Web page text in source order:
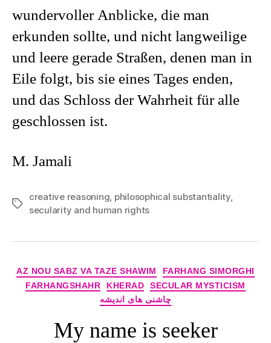
wundervoller Anblicke, die man
erkunden sollte, und nicht langweilige
und leere gerade Straßen, denen man in
Eile folgt, bis sie eines Tages enden,
und das Schloss der Wahrheit für alle
geschlossen ist.
M. Jamali
Tags
creative reasoning, philosophical substantiality,
secularity and human rights
Categories
AZ NOU SABZ VA TAZE SHAWIM
FARHANG SIMORGHI
FARHANGSHAHR
KHERAD
SECULAR MYSTICISM
چاشنی های اندیشه
My name is seeker